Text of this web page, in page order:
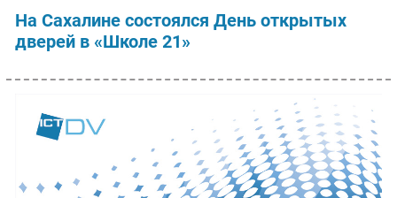
На Сахалине состоялся День открытых
дверей в «Школе 21»